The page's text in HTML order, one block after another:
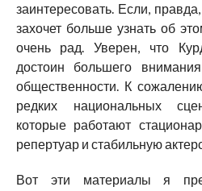
заинтересовать. Если, правда,
захочет больше узнать об
очень рад. Уверен, что
достоин большего
общественности. К
редких национальных
которые работают
репертуар и стабильную
Вот эти материалы я